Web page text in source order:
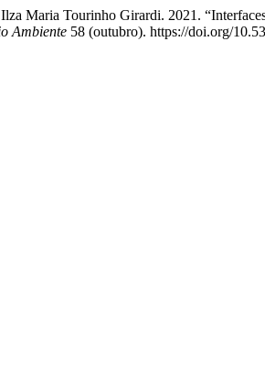
Maria Tourinho Girardi. 2021.
Ambiente 58 (outubro). https://doi.org/